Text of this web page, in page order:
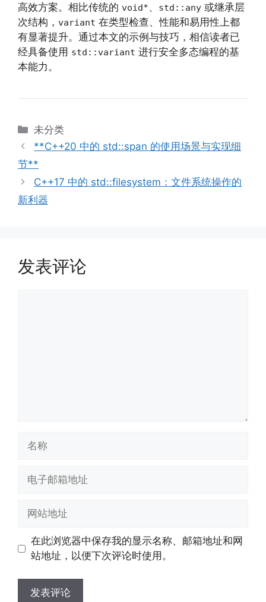
高效方案。相比传统的 void*、 std::any 或继承层
次结构， variant 在类型检查、性能和易用性上都
有显著提升。通过本文的示例与技巧，相信读者已
经具备使用 std::variant 进行安全多态编程的基
本能力。
分
类
未分类
**C++20 中的 std::span 的使用场景与实现细
节**
C++17 中的 std::filesystem：文件系统操作的
新利器
发表评论
址
址
在此浏览器中保存我的显示名称、邮箱地址和网
站地址，以便下次评论时使用。